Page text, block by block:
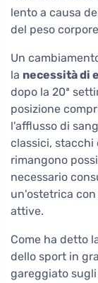
lento a causa
del peso
Un
la necessità di
dopo la 20ª
posizione
l'afflusso di
classici, stacchi
rimangono
necessario
un'ostetrica
attive.
Come ha detto
dello sport in
gareggiato